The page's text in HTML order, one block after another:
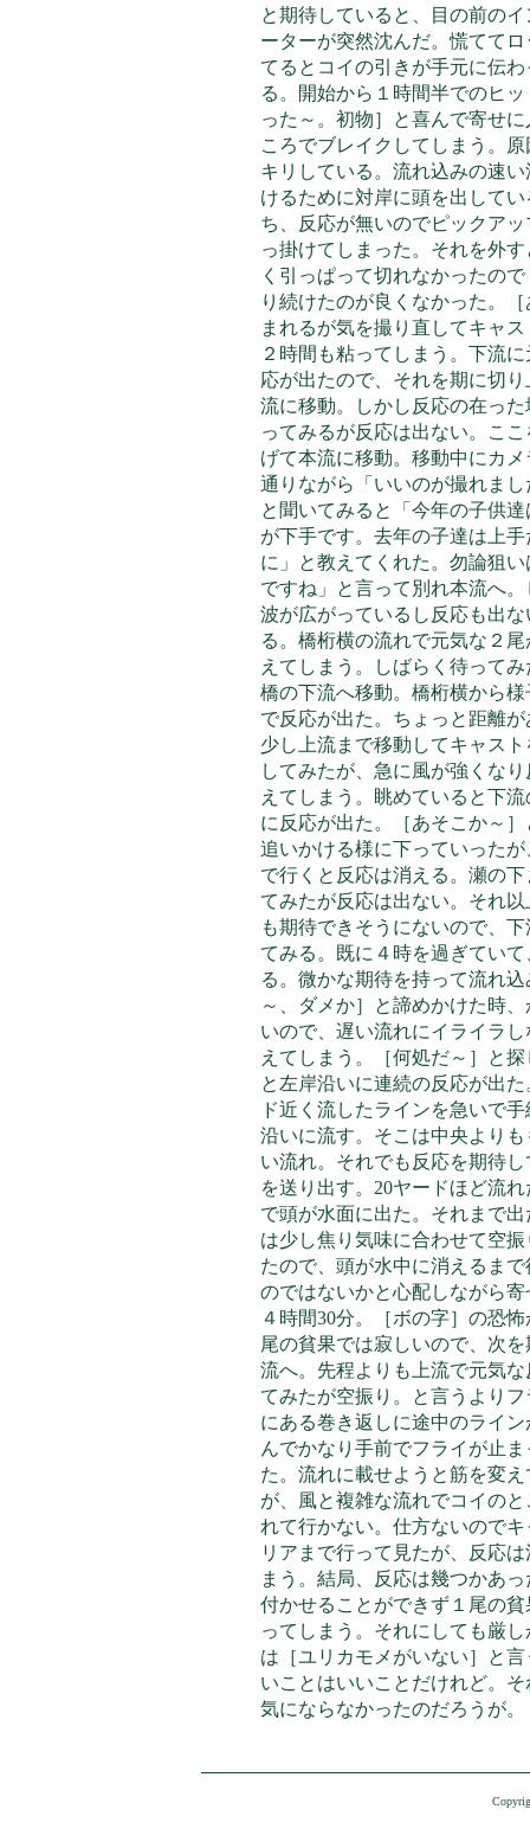
と期待していると、目の前の
ーターが突然沈んだ。慌てて
てるとコイの引きが手元に伝わ
る。開始から１時間半でのヒ
った～。初物］と喜んで寄せ
ころでブレイクしてしまう。
キリしている。流れ込みの速
けるために対岸に頭を出して
ち、反応が無いのでピックア
っ掛けてしまった。それを外
く引っぱって切れなかったの
り続けたのが良くなかった。
まれるが気を撮り直してキャ
２時間 も粘ってしまう。下流
応が出たので、それを期に切
流に移動。しかし反応の在った
ってみるが反応は出ない。こ
げて本流に移動。移動中にカ
通りながら「いいのが撮れまし
と聞いてみると「今年の子供
が下手です。去年の子達は上
に」と教えてくれた。勿論狙
ですね」と言って別れ本流へ
波が広がっているし反応も出
る。橋桁横の流れで元気な２
えてしまう。しばらく待って
橋の下流へ移動。橋桁横から
で反応が出た。ちょっと距離
少し上流まで移動してキャス
してみたが、急に風が強くな
えてしまう。眺めていると下
に反応が出た。［あそこか～
追いかける様に下っていったが
で行くと反応は消える。瀬の
てみたが反応は出ない。それ以
も期待できそうにないので、
てみる。既に４時を過ぎてい
る。微かな期待を持って流れ
～、ダメか］と諦めかけた時
いので、遅い流れにイライラ
えてしまう。［何処だ～］と探
と左岸沿いに連続の反応が出た
ド近く流したラインを急いで
沿いに流す。そこは中央よりも
い流れ。それでも反応を期待
を送り出す。20ヤードほど流
で頭が水面に出た。それまで
は少し焦り気味に合わせて空
たので、頭が水中に消えるま
のではないかと心配しながら
４時間30分。［ボの字］の恐
尾の貧果では寂しいので、次
流へ。先程よりも上流で元気
てみたが空振り。と言うより
にある巻き返しに途中のライン
んでかなり手前でフライが止ま
た。流れに載せようと筋を変え
が、風と複雑な流れでコイの
れて行かない。仕方ないので
リアまで行って見たが、反応
まう。結局、反応は幾つかあ
付かせることができず１尾の貧
ってしまう。それにしても厳
は［ユリカモメがいない］と
いことはいいことだけれど。
気にならなかったのだろうが。